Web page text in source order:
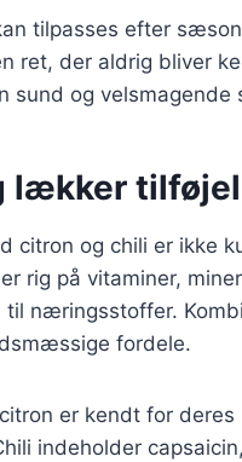
tilpasses efter
ret, der aldrig bliver
sund og velsmagende
lækker
citron og chili er ikke
rig på vitaminer,
næringsstoffer.
fordele.
er kendt for
indeholder